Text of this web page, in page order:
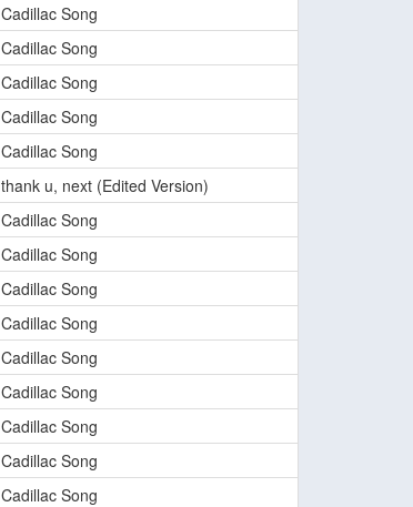
Cadillac Song
Cadillac Song
Cadillac Song
Cadillac Song
Cadillac Song
thank u, next (Edited Version)
Cadillac Song
Cadillac Song
Cadillac Song
Cadillac Song
Cadillac Song
Cadillac Song
Cadillac Song
Cadillac Song
Cadillac Song